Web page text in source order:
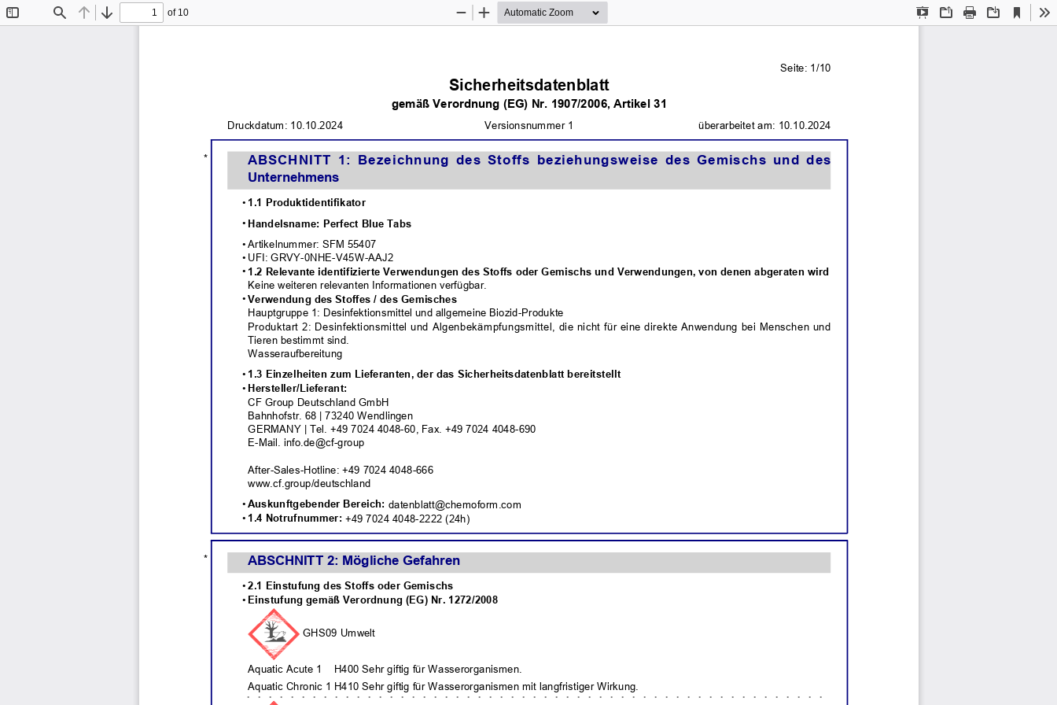
Find Previous
Next
of 10
Presentation
OpenPrint Download
Current
View
Zoom
Zoom
Seite: 1/10
Sicherheitsdatenblatt
gemäß Verordnung (EG) Nr. 1907/2006, Artikel 31
Druckdatum: 10.10.2024
*
ABSCHNITT   1:  Bezeichnung  des  Stoffs  beziehungsw eise  des  Gemischs  und  des
Unternehmens
• 1.1 Produktidentifikator
• Handelsname: Perfect Blue Tabs
• Artikelnummer: SFM 55407
• UFI: GRVY-0NHE-V45W-AAJ2
• 1.2 Relevante identifizierte Verwendungen des Stoffs oder Gemischs und Verwendungen, von denen abgeraten wird
Keine weiteren relevanten Informationen verfügbar.
• Verwendung des Stoffes / des Gemisches
Hauptgruppe 1: Desinfektionsmittel und allgemeine Biozid-Produkte
Produktart 2: Desinfektionsmittel und Algenbekämpfungsmittel, die nicht für eine direkte Anwendung bei Menschen und
Tieren bestimmt sind.
Wasseraufbereitung
• 1.3 Einzelheiten zum Lieferanten, der das Sicherheitsdatenblatt bereitstellt
• Hersteller/Lieferant:
CF Group Deutschland GmbH
Bahnhofstr. 68 | 73240 Wendlingen
GERMANY | Tel. +49 7024 4048-60, Fax. +49 7024 4048-690
E-Mail. info.de@cf-group
After-Sales-Hotline: +49 7024 4048-666
www.cf.group/deutschland
• Auskunftgebender Bereich: datenblatt@chemoform.com
• 1.4 Notrufnummer: +49 7024 4048-2222 (24h)
* ABSCHNITT 2: Mögliche Gefahren
• 2.1 Einstufung des Stoffs oder Gemischs
• Einstufung gemäß Verordnung (EG) Nr. 1272/2008
GHS09 Umwelt
Aquatic Acute 1
H400 Sehr giftig für Wasserorganismen.
Aquatic Chronic 1 H410 Sehr giftig für Wasserorganismen mit langfristiger Wirkung.